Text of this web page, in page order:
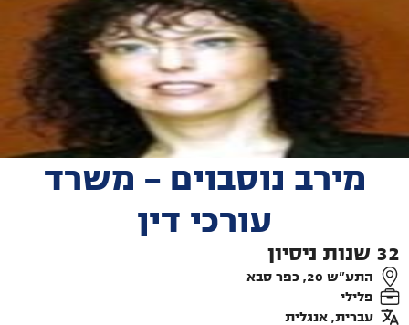
מירב נוסבוים - משרד
עורכי דין
32 שנות ניסיון
התע"ש 20, כפר סבא
פלילי
עברית, אנגלית